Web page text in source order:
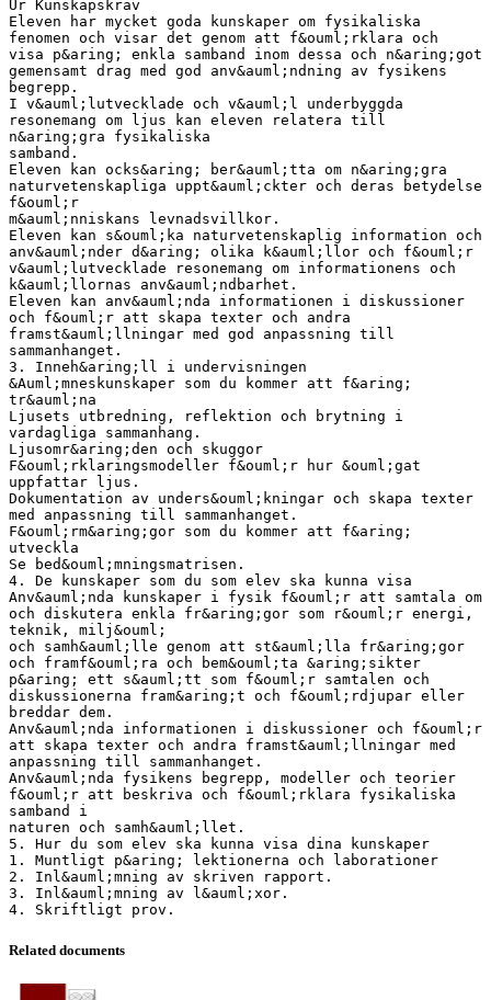
Ur Kunskapskrav
Eleven har mycket goda kunskaper om fysikaliska
fenomen och visar det genom att f&ouml;rklara och
visa p&aring; enkla samband inom dessa och n&aring;got
gemensamt drag med god anv&auml;ndning av fysikens
begrepp.
I v&auml;lutvecklade och v&auml;l underbyggda
resonemang om ljus kan eleven relatera till
n&aring;gra fysikaliska
samband.
Eleven kan ocks&aring; ber&auml;tta om n&aring;gra
naturvetenskapliga uppt&auml;ckter och deras betydelse
f&ouml;r
m&auml;nniskans levnadsvillkor.
Eleven kan s&ouml;ka naturvetenskaplig information och
anv&auml;nder d&aring; olika k&auml;llor och f&ouml;r
v&auml;lutvecklade resonemang om informationens och
k&auml;llornas anv&auml;ndbarhet.
Eleven kan anv&auml;nda informationen i diskussioner
och f&ouml;r att skapa texter och andra
framst&auml;llningar med god anpassning till
sammanhanget.
3. Inneh&aring;ll i undervisningen
&Auml;mneskunskaper som du kommer att f&aring;
tr&auml;na
Ljusets utbredning, reflektion och brytning i
vardagliga sammanhang.
Ljusomr&aring;den och skuggor
F&ouml;rklaringsmodeller f&ouml;r hur &ouml;gat
uppfattar ljus.
Dokumentation av unders&ouml;kningar och skapa texter
med anpassning till sammanhanget.
F&ouml;rm&aring;gor som du kommer att f&aring;
utveckla
Se bed&ouml;mningsmatrisen.
4. De kunskaper som du som elev ska kunna visa
Anv&auml;nda kunskaper i fysik f&ouml;r att samtala om
och diskutera enkla fr&aring;gor som r&ouml;r energi,
teknik, milj&ouml;
och samh&auml;lle genom att st&auml;lla fr&aring;gor
och framf&ouml;ra och bem&ouml;ta &aring;sikter
p&aring; ett s&auml;tt som f&ouml;r samtalen och
diskussionerna fram&aring;t och f&ouml;rdjupar eller
breddar dem.
Anv&auml;nda informationen i diskussioner och f&ouml;r
att skapa texter och andra framst&auml;llningar med
anpassning till sammanhanget.
Anv&auml;nda fysikens begrepp, modeller och teorier
f&ouml;r att beskriva och f&ouml;rklara fysikaliska
samband i
naturen och samh&auml;llet.
5. Hur du som elev ska kunna visa dina kunskaper
1. Muntligt p&aring; lektionerna och laborationer
2. Inl&auml;mning av skriven rapport.
3. Inl&auml;mning av l&auml;xor.
Related documents